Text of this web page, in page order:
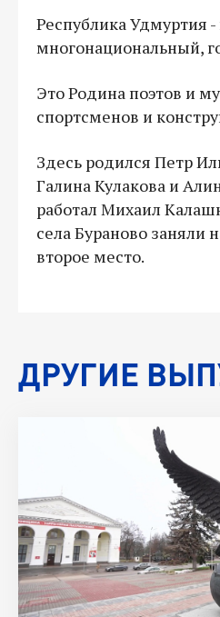
Республика Удмуртия
многонациональный,
Это Родина поэтов и
спортсменов и
Здесь родился Петр
Галина Кулакова и
работал Михаил
села Бураново заняли
второе место.
ДРУГИЕ